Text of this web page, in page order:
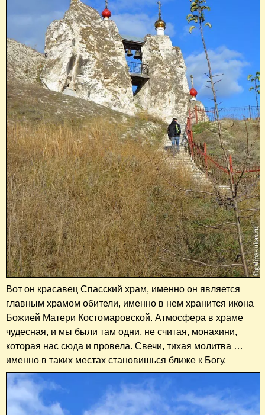
Вот он красавец Спасский храм, именно он является
главным храмом обители, именно в нем хранится икона
Божией Матери Костомаровской. Атмосфера в храме
чудесная, и мы были там одни, не считая, монахини,
которая нас сюда и провела. Свечи, тихая молитва …
именно в таких местах становишься ближе к Богу.